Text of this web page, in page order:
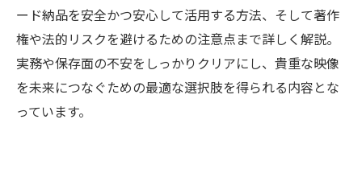
ード納品を安全かつ安心して活用する方法、そして著作
権や法的リスクを避けるための注意点まで詳しく解説。
実務や保存面の不安をしっかりクリアにし、貴重な映像
を未来につなぐための最適な選択肢を得られる内容とな
っています。